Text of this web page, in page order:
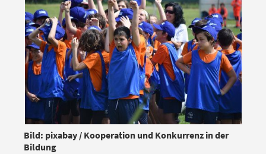
Bild: pixabay / Kooperation und Konkurrenz in der
Bildung